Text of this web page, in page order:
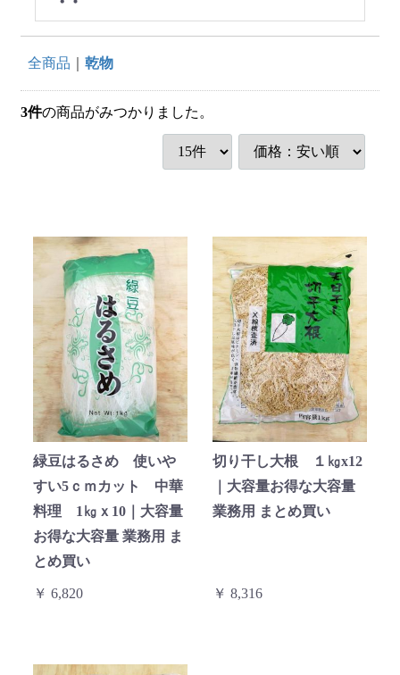
全商品 乾物
3件の商品がみつかりました。
緑豆はるさめ 使いや
すい5ｃｍカット 中華
料理 1㎏ｘ10｜大容量
お得な大容量 業務用 ま
とめ買い
￥ 6,820
切り干し大根 １㎏x12
｜大容量お得な大容量
業務用 まとめ買い
￥ 8,316